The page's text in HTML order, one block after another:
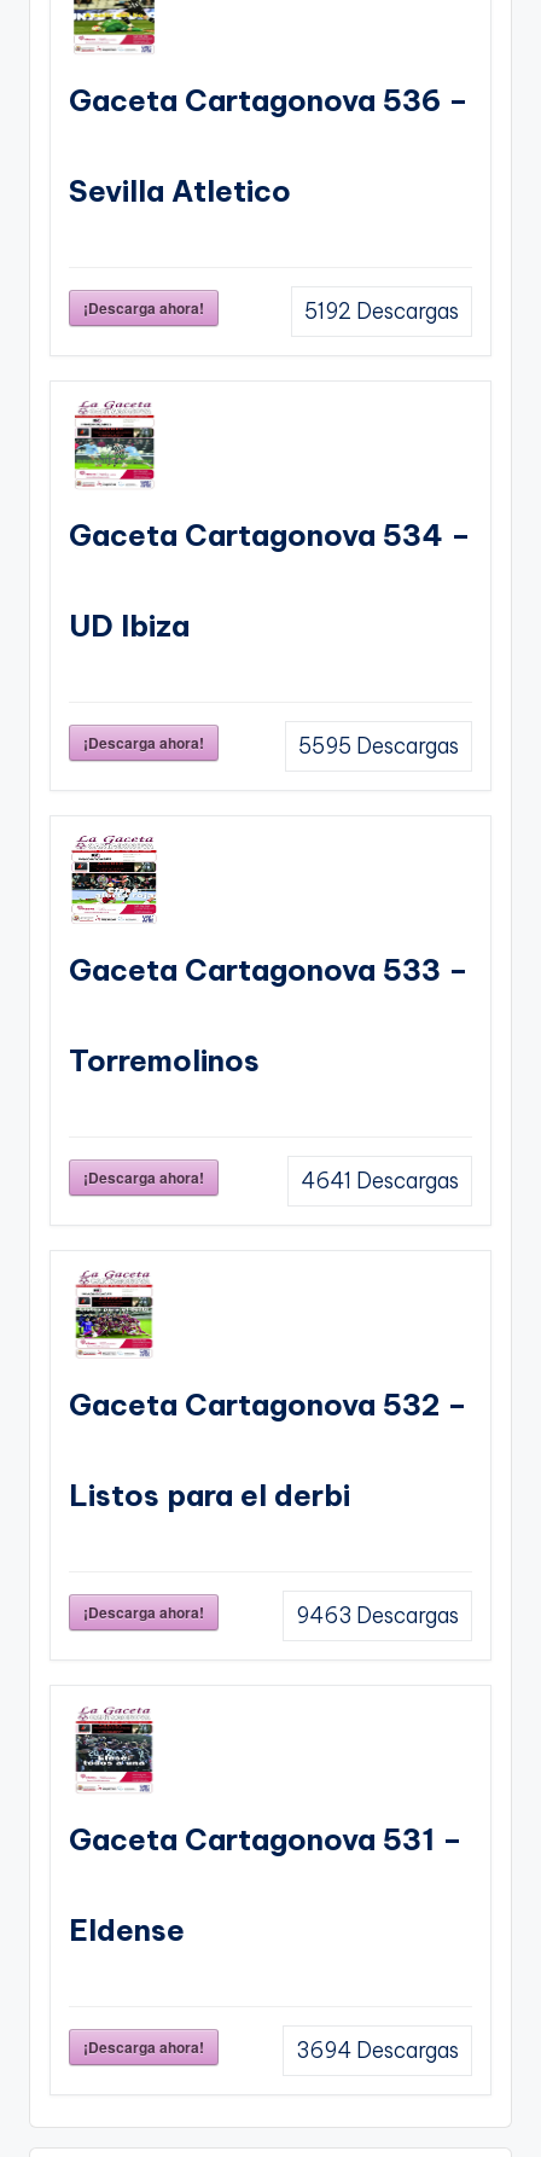
Gaceta Cartagonova 536 –
Sevilla Atletico
¡Descarga ahora! 5192 Descargas
Gaceta Cartagonova 534 –
UD Ibiza
¡Descarga ahora! 5595 Descargas
Gaceta Cartagonova 533 –
Torremolinos
¡Descarga ahora! 4641 Descargas
Gaceta Cartagonova 532 –
Listos para el derbi
¡Descarga ahora! 9463 Descargas
Gaceta Cartagonova 531 –
Eldense
¡Descarga ahora! 3694 Descargas